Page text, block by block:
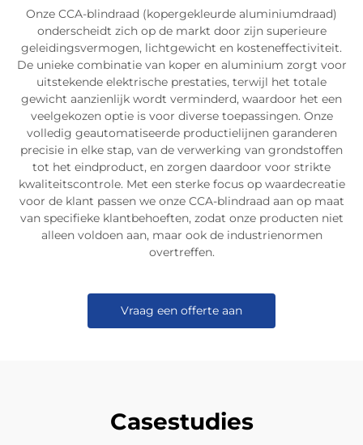
Onze CCA-blindraad (kopergekleurde aluminiumdraad)
onderscheidt zich op de markt door zijn superieure
geleidingsvermogen, lichtgewicht en kosteneffectiviteit.
De unieke combinatie van koper en aluminium zorgt voor
uitstekende elektrische prestaties, terwijl het totale
gewicht aanzienlijk wordt verminderd, waardoor het een
veelgekozen optie is voor diverse toepassingen. Onze
volledig geautomatiseerde productielijnen garanderen
precisie in elke stap, van de verwerking van grondstoffen
tot het eindproduct, en zorgen daardoor voor strikte
kwaliteitscontrole. Met een sterke focus op waardecreatie
voor de klant passen we onze CCA-blindraad aan op maat
van specifieke klantbehoeften, zodat onze producten niet
alleen voldoen aan, maar ook de industrienormen
overtreffen.
Vraag een offerte aan
Casestudies